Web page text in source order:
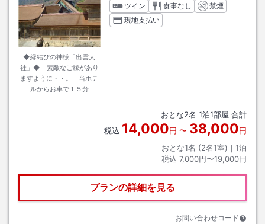
◆縁結びの神様「出雲大
社」◆ 素敵なご縁があり
ますように・・。 当ホテ
ルからお車で１５分
ツイン
食事なし
禁煙
現地支払い
おとな2名 1泊1部屋 合計
税込 14,000円 〜 38,000円
おとな1名 (2名1室)｜ 1泊
税込 7,000円〜19,000円
プランの詳細を見る
お問い合わせコード